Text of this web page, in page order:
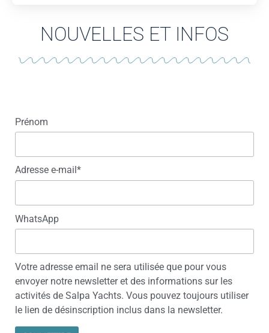
NOUVELLES ET INFOS
Prénom
Adresse e-mail*
WhatsApp
Votre adresse email ne sera utilisée que pour vous
envoyer notre newsletter et des informations sur les
activités de Salpa Yachts. Vous pouvez toujours utiliser
le lien de désinscription inclus dans la newsletter.